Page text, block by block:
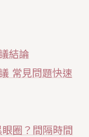
結論
常見問題快速
圈？間隔時間